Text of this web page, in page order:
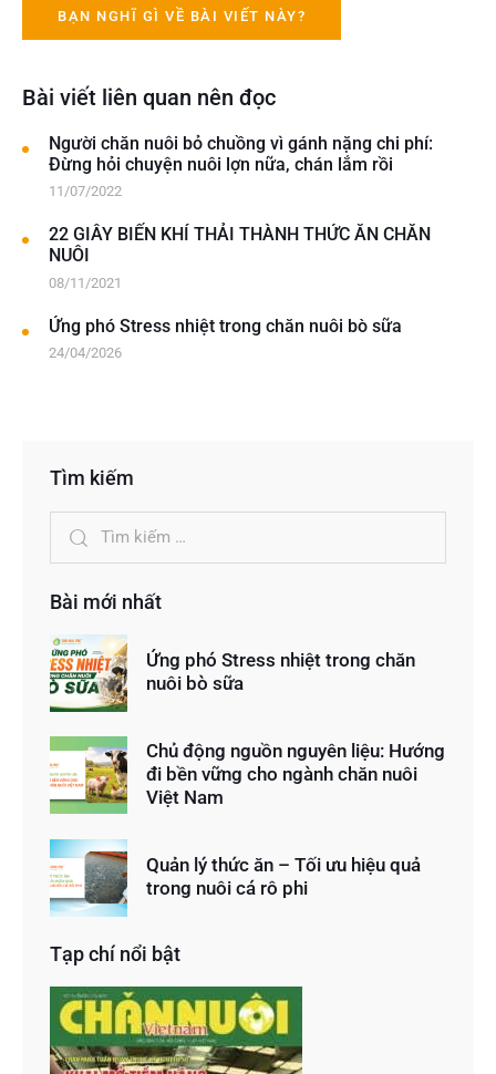
Bài viết liên quan nên đọc
Người chăn nuôi bỏ chuồng vì gánh nặng chi phí:
Đừng hỏi chuyện nuôi lợn nữa, chán lắm rồi
11/07/2022
22 GIÂY BIẾN KHÍ THẢI THÀNH THỨC ĂN CHĂN
NUÔI
08/11/2021
Ứng phó Stress nhiệt trong chăn nuôi bò sữa
24/04/2026
Tìm kiếm
Bài mới nhất
Ứng phó Stress nhiệt trong chăn
nuôi bò sữa
Chủ động nguồn nguyên liệu: Hướng
đi bền vững cho ngành chăn nuôi
Việt Nam
Quản lý thức ăn – Tối ưu hiệu quả
trong nuôi cá rô phi
Tạp chí nổi bật